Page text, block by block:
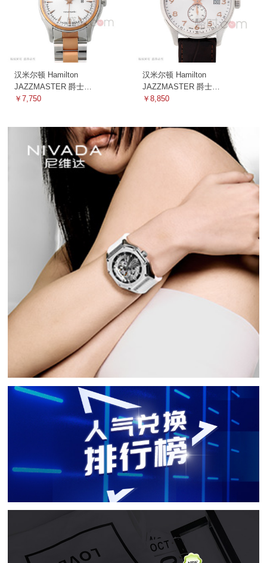
汉米尔顿 Hamilton
JAZZMASTER 爵士
H32305191 机械
￥7,750
汉米尔顿 Hamilton
JAZZMASTER 爵士
H42515555 机械
￥8,850